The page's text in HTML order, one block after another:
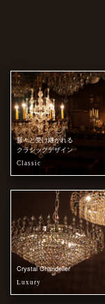
脈々と受け継がれる
クラシックデザイン
Classic
Crystal Chandelier
Luxury